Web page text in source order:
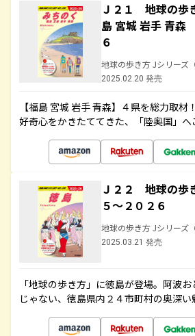
Ｊ２１ 地球の
島 宮城 岩手 青森
６
地球の歩き方 Jシリーズ
2025.02.20 発売
【福島 宮城 岩手 青森】４県を総力取材
好奇心をかきたててきた、「陸奥国」へ
Ｊ２２ 地球の
５～２０２６
地球の歩き方 Jシリーズ
2025.03.21 発売
「地球の歩き方」に徳島が登場。阿波
じゃない、徳島県内２４市町村の奥深い